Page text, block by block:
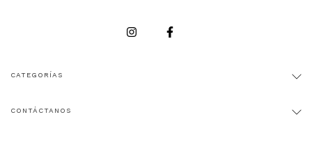
CATEGORÍAS
CONTÁCTANOS